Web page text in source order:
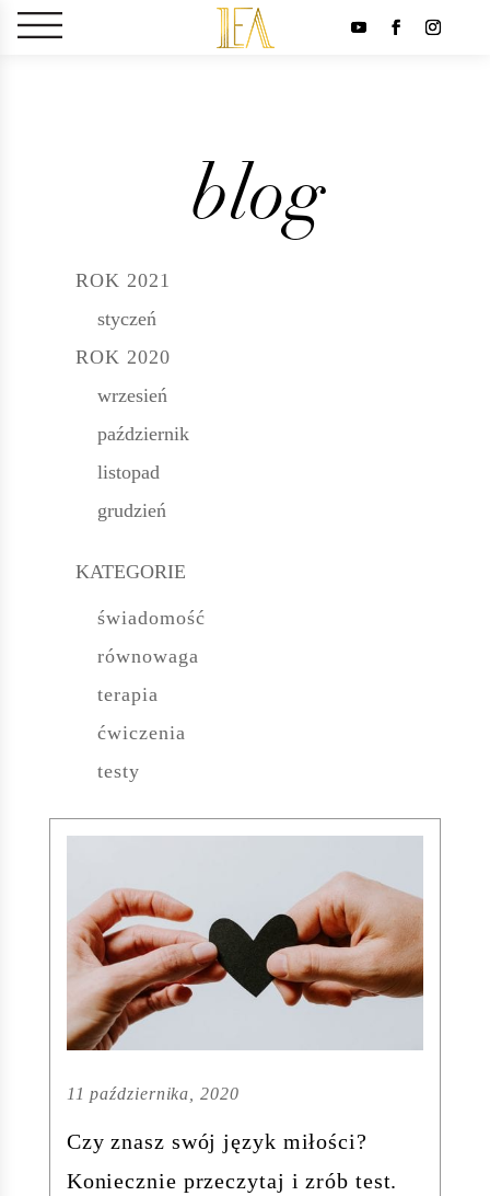
blog
ROK 2021
styczeń
ROK 2020
wrzesień
październik
listopad
grudzień
KATEGORIE
świadomość
równowaga
terapia
ćwiczenia
testy
11 października, 2020
Czy znasz swój język miłości?
Koniecznie przeczytaj i zrób test.